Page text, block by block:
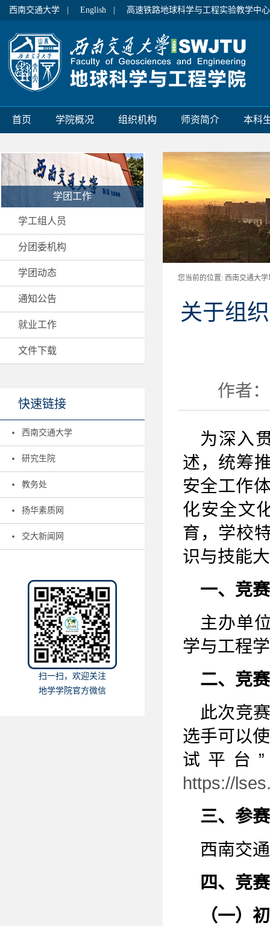
西南交通大学 | English | 高速铁路地球科学与工程实验教学中
首页 学院概况 组织机构 师资简介 本科
学团工作
学工组人员
分团委机构
学团动态
通知公告
就业工作
文件下载
快速链接
西南交通大学
研究生院
教务处
扬华素质网
交大新闻网
扫一扫，欢迎关注
地学学院官方微信
您当前的位置: 西南交通大
关于组
作者
为深入
述，统筹
安全工作
化安全文
育，学校
识与技能
一、竞
主办单
学与工程
二、竞
此次竞
选手可以
试平台
https://
三、参
西南交
四、竞
（一）